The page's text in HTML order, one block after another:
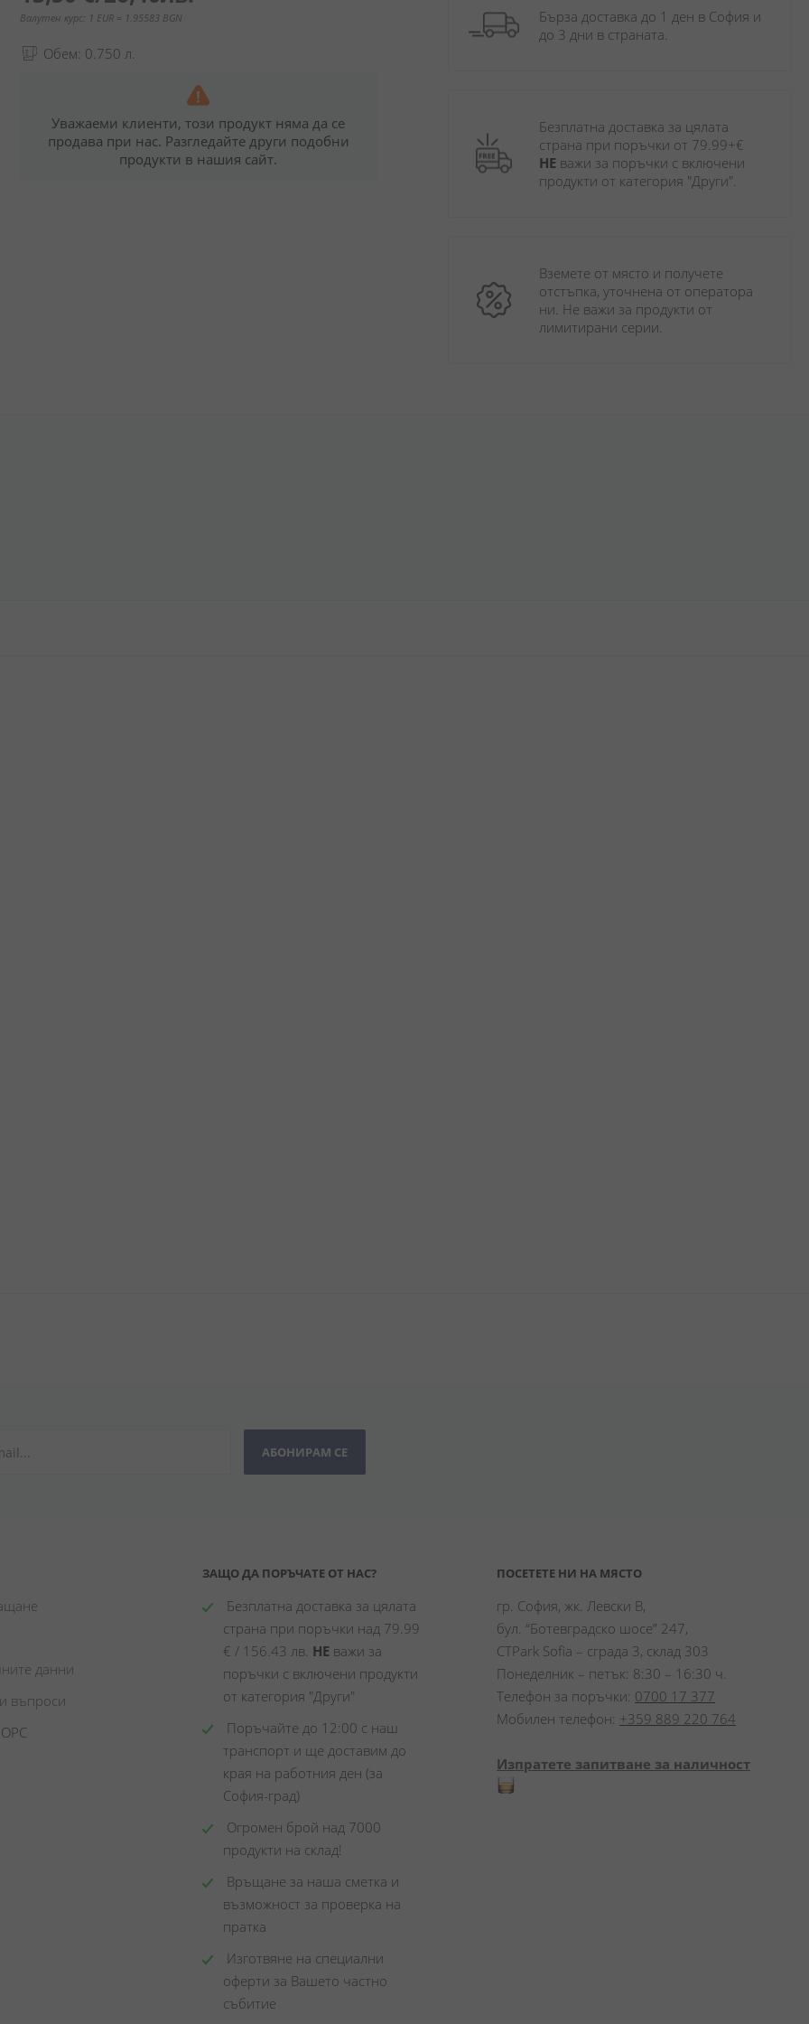
Валутен курс: 1 EUR = 1.95583 BGN
Обем: 0.750 л.
Уважаеми клиенти, този продукт няма да се
продава при нас. Разгледайте други подобни
продукти в нашия сайт.
Бърза доставка до 1 ден в София и
до 3 дни в страната.
Безплатна доставка за цялата
НЕ важи за поръчки с включени
продукти от категория "Други".
Вземете от място и получете
отстъпка, уточнена от оператора
ни. Не важи за продукти от
лимитирани серии.
АБОНИРАМ СЕ
данни
въпроси
ЗАЩО ДА ПОРЪЧАТЕ ОТ НАС?
Безплатна доставка за цялата
страна при поръчки над 79.99
€ / 156.43 лв. НЕ важи за
поръчки с включени продукти
от категория "Други"
Поръчайте до 12:00 с наш
транспорт и ще доставим до
края на работния ден (за
София-град)
Огромен брой над 7000
продукти на склад!
Връщане за наша сметка и
възможност за проверка на
пратка
Изготвяне на специални
оферти за Вашето частно
събитие
ПОСЕТЕТЕ НИ НА МЯСТО
гр. София, жк. Левски В,
бул. “Ботевградско шосе” 247,
CTPark Sofia – сграда 3, склад 303
Понеделник – петък: 8:30 – 16:30 ч.
Телефон за поръчки: 0700 17 377
Мобилен телефон: +359 889 220 764
Изпратете запитване за наличност